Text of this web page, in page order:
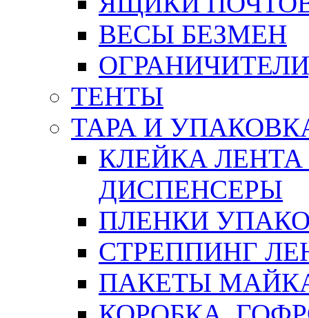
ВЕСЫ БЕЗМЕН
ТЕНТЫ
ТАРА И
КЛЕЙКА
ДИСПЕНСЕРЫ
ПЛЕНКИ
СТРЕППИНГ
ПАКЕТЫ